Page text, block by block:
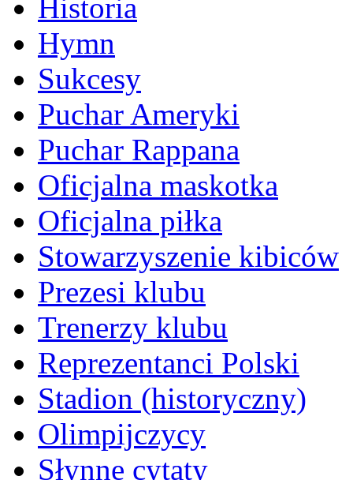
Historia
Hymn
Sukcesy
Puchar Ameryki
Puchar Rappana
Oficjalna maskotka
Oficjalna piłka
Stowarzyszenie kibiców
Prezesi klubu
Trenerzy klubu
Reprezentanci Polski
Stadion (historyczny)
Olimpijczycy
Słynne cytaty